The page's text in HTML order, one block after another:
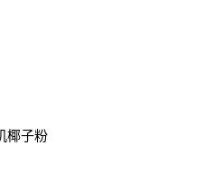
椰子粉